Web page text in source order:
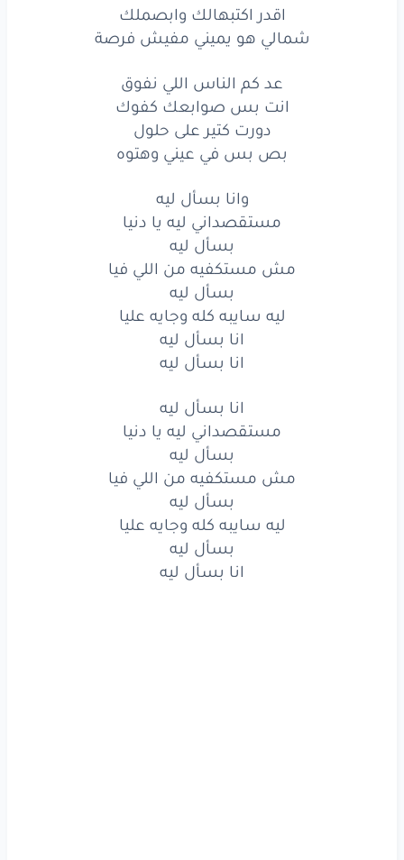
مشالفورمة
اقدراكتبهالكوابصملك
شماليهويمينيمفيش
كمالناساللينفوق
انت بس صوابعك
كفوك
دورتكتيرعلى حلول
بسفي عيني
وانابسأل
ليه
مستقصدانيليه يا دنيا
بسأل ليه
مستكفيه من اللي
بسألليه
ليهسايبهكلهوجايهعليا
انابسألليه
انابسألليه
اقدر اكتبهالك وابصملك
شمالي هو يميني مفيش فرصة
عد كم الناس اللي نفوق
انت بس صوابعك كفوك
دورت كتير على حلول
بص بس في عيني وهتوه
وانا بسأل ليه
مستقصداني ليه يا دنيا
بسأل ليه
مش مستكفيه من اللي فيا
بسأل ليه
ليه سايبه كله وجايه عليا
انا بسأل ليه
انا بسأل ليه
انا بسأل ليه
مستقصداني ليه يا دنيا
بسأل ليه
مش مستكفيه من اللي فيا
بسأل ليه
ليه سايبه كله وجايه عليا
بسأل ليه
انا بسأل ليه